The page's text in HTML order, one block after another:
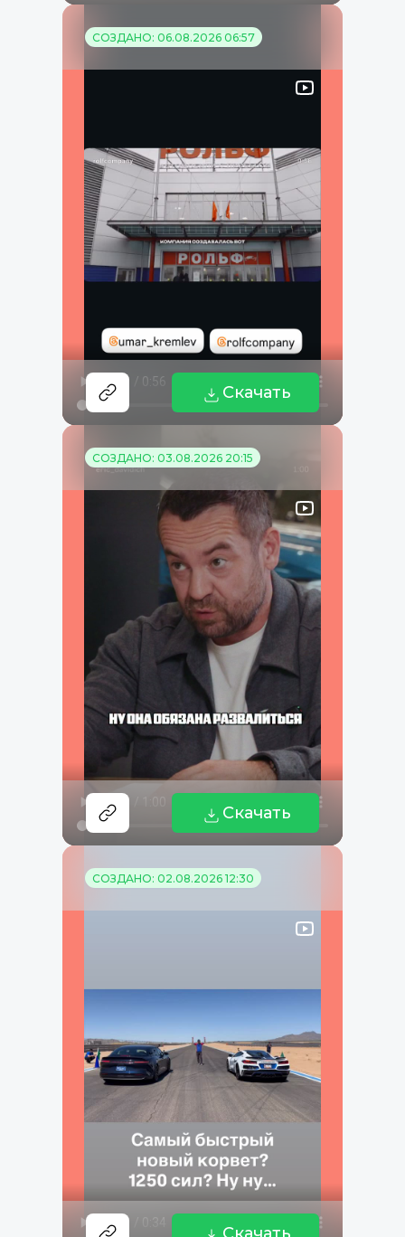
СОЗДАНО: 06.08.2026 06:57
Скачать
СОЗДАНО: 03.08.2026 20:15
Скачать
СОЗДАНО: 02.08.2026 12:30